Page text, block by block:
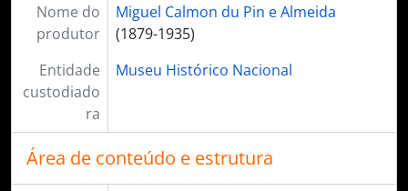
Nome do
produtor
Miguel Calmon du Pin e Almeida
(1879-1935)
Entidade
custodiado
ra
Museu Histórico Nacional
Área de conteúdo e estrutura